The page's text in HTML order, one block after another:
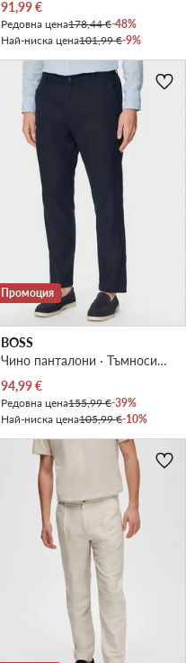
Актуална цена
91,99€
Редовна цена178,44 €-48%
Най-ниска цена101,99 €-9%
Промоция
BOSS
Чино панталони · Тъмносин · Regular Fit
Актуална цена
94,99€
Редовна цена155,99 €-39%
Най-ниска цена105,99 €-10%